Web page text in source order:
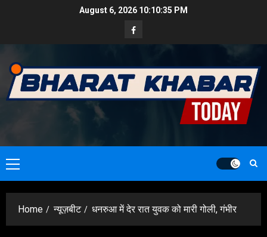
August 6, 2026 10:10:36 PM
Facebook
Primary
Menu
Home न्यूज़बीट धनरुआ में देर रात युवक को मारी गोली, गंभीर